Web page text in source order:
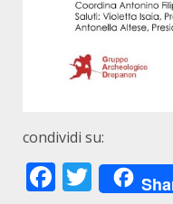
condividi su: